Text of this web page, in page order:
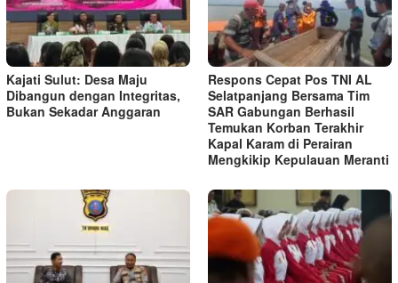
Kajati Sulut: Desa Maju
Dibangun dengan Integritas,
Bukan Sekadar Anggaran
Respons Cepat Pos TNI AL
Selatpanjang Bersama Tim
SAR Gabungan Berhasil
Temukan Korban Terakhir
Kapal Karam di Perairan
Mengkikip Kepulauan Meranti